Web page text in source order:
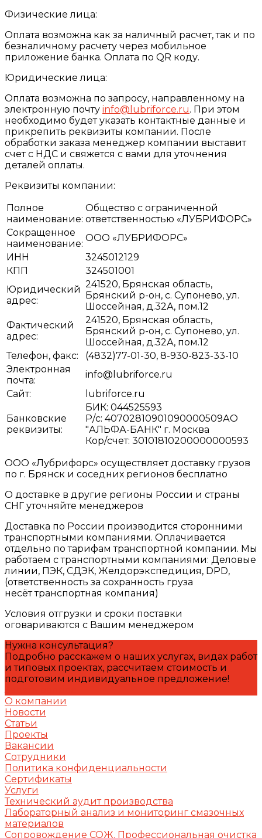
Физические лица:
Оплата возможна как за наличный расчет, так и по
безналичному расчету через мобильное
приложение банка. Оплата по QR коду.
Юридические лица:
Оплата возможна по запросу, направленному на
электронную почту info@lubriforce.ru. При этом
необходимо будет указать контактные данные и
прикрепить реквизиты компании. После
обработки заказа менеджер компании выставит
счет с НДС и свяжется с вами для уточнения
деталей оплаты.
Реквизиты компании:
Полное
наименование:
Общество с ограниченной
ответственностью «ЛУБРИФОРС»
Сокращенное
наименование:
ООО «ЛУБРИФОРС»
ИНН
3245012129
КПП
324501001
Юридический
адрес:
241520, Брянская область,
Брянский р-он, с. Супонево, ул.
Шоссейная, д.32А, пом.12
Фактический
адрес:
241520, Брянская область,
Брянский р-он, с. Супонево, ул.
Шоссейная, д.32А, пом.12
Телефон, факс:
(4832)77-01-30, 8-930-823-33-10
Электронная
почта:
info@lubriforce.ru
Сайт:
lubriforce.ru
Банковские
реквизиты:
БИК: 044525593
Р/с: 40702810901090000509АО
"АЛЬФА-БАНК" г. Москва
Кор/счет: 30101810200000000593
ООО «Лубрифорс» осуществляет доставку грузов
по г. Брянск и соседних регионов бесплатно
О доставке в другие регионы России и страны
СНГ уточняйте менеджеров
Доставка по России производится сторонними
транспортными компаниями. Оплачивается
отдельно по тарифам транспортной компании. Мы
работаем с транспортными компаниями: Деловые
линии, ПЭК, СДЭК, Желдорэкспедиция, DPD,
(ответственность за сохранность груза
несёт транспортная компания)
Условия отгрузки и сроки поставки
оговариваются с Вашим менеджером
Нужна консультация?
Подробно расскажем о наших услугах, видах работ
и типовых проектах, рассчитаем стоимость и
подготовим индивидуальное предложение!
О компании
Новости
Статьи
Проекты
Вакансии
Сотрудники
Политика конфиденциальности
Сертификаты
Услуги
Технический аудит производства
Лабораторный анализ и мониторинг смазочных
материалов
Сопровождение СОЖ. Профессиональная очистка